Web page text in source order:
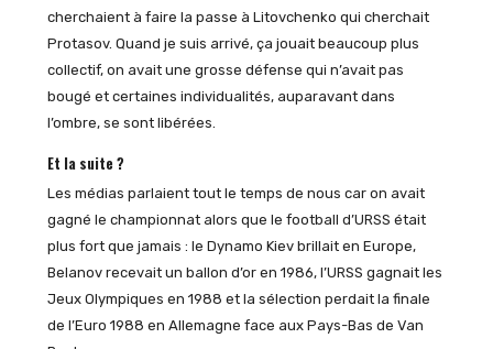
cherchaient à faire la passe à Litovchenko qui cherchait
Protasov. Quand je suis arrivé, ça jouait beaucoup plus
collectif, on avait une grosse défense qui n’avait pas
bougé et certaines individualités, auparavant dans
l’ombre, se sont libérées.
Et la suite ?
Les médias parlaient tout le temps de nous car on avait
gagné le championnat alors que le football d’URSS était
plus fort que jamais : le Dynamo Kiev brillait en Europe,
Belanov recevait un ballon d’or en 1986, l’URSS gagnait les
Jeux Olympiques en 1988 et la sélection perdait la finale
de l’Euro 1988 en Allemagne face aux Pays-Bas de Van